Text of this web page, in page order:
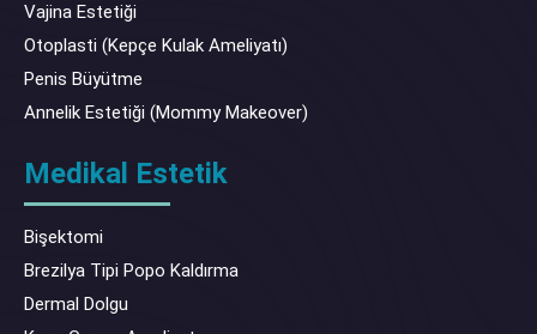
Vajina Estetiği
Otoplasti (Kepçe Kulak Ameliyatı)
Penis Büyütme
Annelik Estetiği (Mommy Makeover)
Medikal Estetik
Bişektomi
Brezilya Tipi Popo Kaldırma
Dermal Dolgu